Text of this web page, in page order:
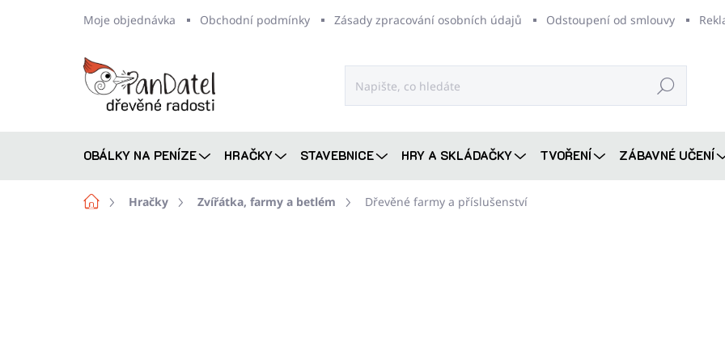
Moje objednávka Obchodní podmínky Zásady zpracování osobních údajů Odstoupení od smlouvy
Hledat
OBÁLKY NA PENÍZE HRAČKY STAVEBNICE HRY A SKLÁDAČKY TVOŘENÍ ZÁBAVNÉ UČENÍ
DomůHračky Zvířátka, farmy a betlém Dřevěné farmy a příslušenství